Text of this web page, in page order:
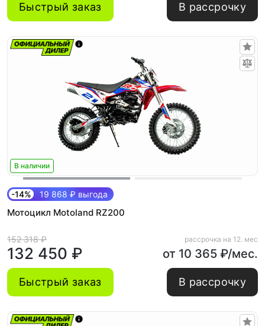
Быстрый заказ В рассрочку
В наличии
-14% 19 868 ₽ выгода
Мотоцикл Motoland RZ200
152 318 ₽
132 450 ₽
рассрочка на 12. мес
от 10 365 ₽/мес.
Быстрый заказ В рассрочку